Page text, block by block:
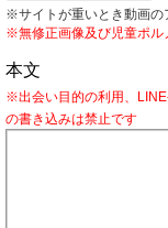
※サイトが重いとき動画の
※無修正画像及び児童ポル
本文
※出会い目的の利用、
の書き込みは禁止です